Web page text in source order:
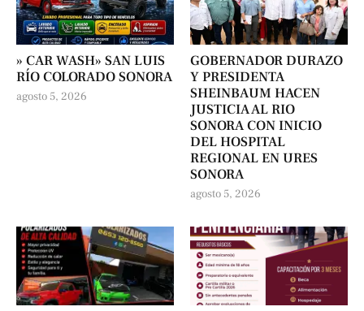
» CAR WASH» SAN LUIS
RÍO COLORADO SONORA
agosto 5, 2026
GOBERNADOR DURAZO
Y PRESIDENTA
SHEINBAUM HACEN
JUSTICIA AL RIO
SONORA CON INICIO
DEL HOSPITAL
REGIONAL EN URES
SONORA
agosto 5, 2026